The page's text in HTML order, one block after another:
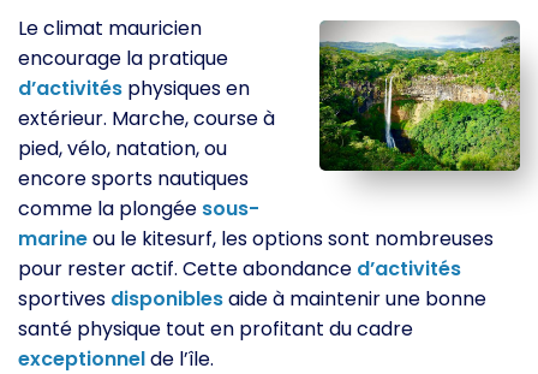
Le climat mauricien
encourage la pratique
d’activités physiques en
extérieur. Marche, course à
pied, vélo, natation, ou
encore sports nautiques
comme la plongée sous-
marineou le kitesurf, les options sont nombreuses
pour rester actif. Cette abondance d’activités
sportives disponiblesaide à maintenir une bonne
santé physique tout en profitant du cadre
exceptionnelde l’île.